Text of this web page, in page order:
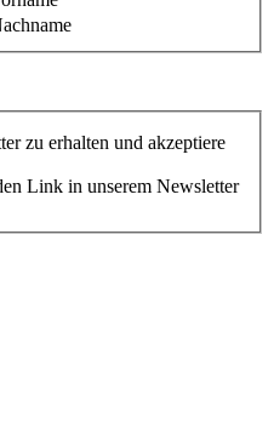
zu erhalten und akzeptiere
Link in unserem Newsletter